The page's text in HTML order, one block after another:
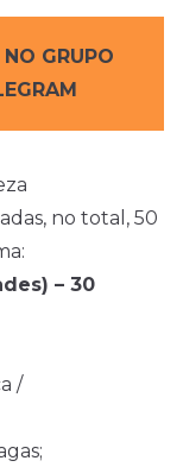
GRUPO
no total, 50
– 30
/